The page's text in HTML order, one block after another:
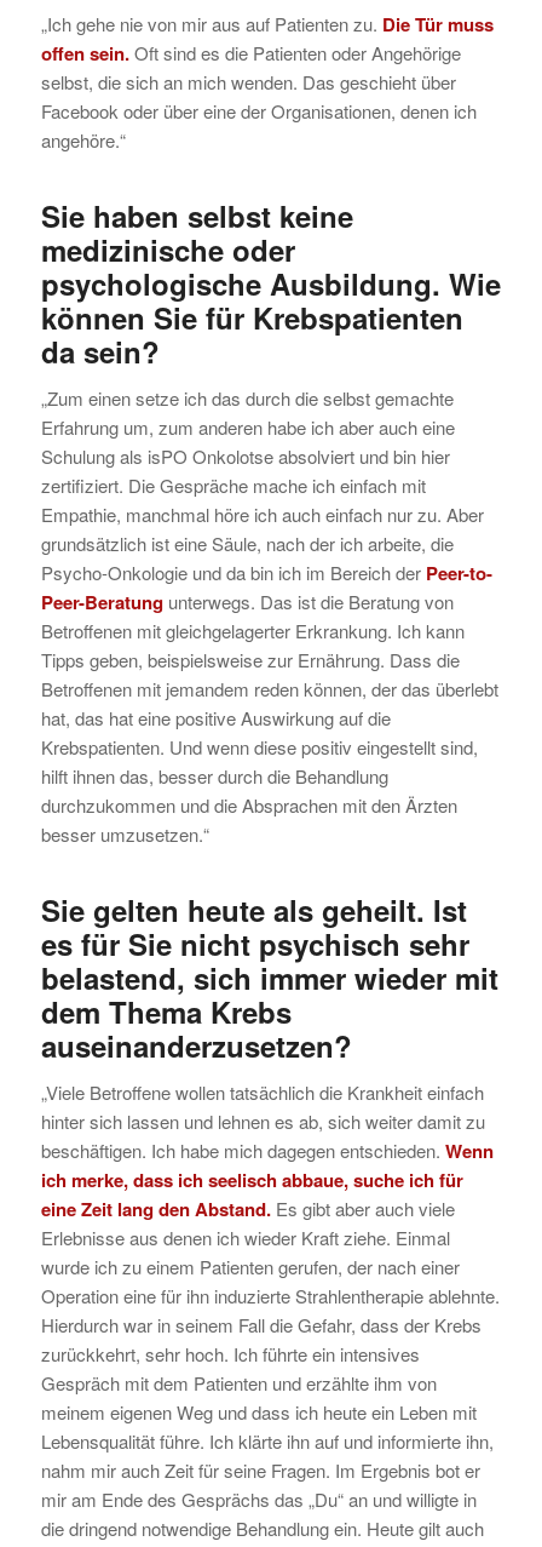
„Ich gehe nie von mir aus auf Patienten zu. Die Tür muss
offen sein.Oft sind es die Patienten oder Angehörige
selbst, die sich an mich wenden. Das geschieht über
Facebook oder über eine der Organisationen, denen ich
angehöre.“
Sie haben selbst keine
medizinische oder
psychologische Ausbildung. Wie
können Sie für Krebspatienten
da sein?
„Zum einen setze ich das durch die selbst gemachte
Erfahrung um, zum anderen habe ich aber auch eine
Schulung als isPO Onkolotse absolviert und bin hier
zertifiziert. Die Gespräche mache ich einfach mit
Empathie, manchmal höre ich auch einfach nur zu. Aber
grundsätzlich ist eine Säule, nach der ich arbeite, die
Psycho-Onkologie und da bin ich im Bereich der Peer-to-
Peer-Beratung unterwegs. Das ist die Beratung von
Betroffenen mit gleichgelagerter Erkrankung. Ich kann
Tipps geben, beispielsweise zur Ernährung. Dass die
Betroffenen mit jemandem reden können, der das überlebt
hat, das hat eine positive Auswirkung auf die
Krebspatienten. Und wenn diese positiv eingestellt sind,
hilft ihnen das, besser durch die Behandlung
durchzukommen und die Absprachen mit den Ärzten
besser umzusetzen.“
Sie gelten heute als geheilt. Ist
es für Sie nicht psychisch sehr
belastend, sich immer wieder mit
dem Thema Krebs
auseinanderzusetzen?
„Viele Betroffene wollen tatsächlich die Krankheit einfach
hinter sich lassen und lehnen es ab, sich weiter damit zu
beschäftigen. Ich habe mich dagegen entschieden. Wenn
ich merke, dass ich seelisch abbaue, suche ich für
eine Zeit lang den Abstand.Es gibt aber auch viele
Erlebnisse aus denen ich wieder Kraft ziehe. Einmal
wurde ich zu einem Patienten gerufen, der nach einer
Operation eine für ihn induzierte Strahlentherapie ablehnte.
Hierdurch war in seinem Fall die Gefahr, dass der Krebs
zurückkehrt, sehr hoch. Ich führte ein intensives
Gespräch mit dem Patienten und erzählte ihm von
meinem eigenen Weg und dass ich heute ein Leben mit
Lebensqualität führe. Ich klärte ihn auf und informierte ihn,
nahm mir auch Zeit für seine Fragen. Im Ergebnis bot er
mir am Ende des Gesprächs das „Du“ an und willigte in
die dringend notwendige Behandlung ein. Heute gilt auch